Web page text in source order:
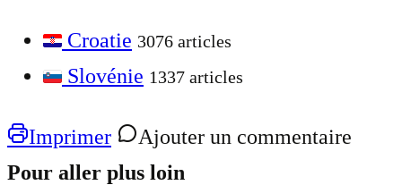
Croatie 3076 articles
Slovénie 1337 articles
Imprimer
Ajouter un commentaire
Pour aller plus loin